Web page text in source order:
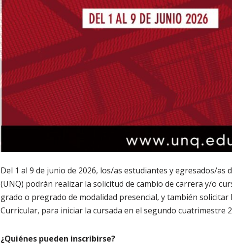
Del 1 al 9 de junio de 2026, los/as estudiantes y egresados/as
(UNQ) podrán realizar la solicitud de cambio de carrera y/o
grado o pregrado de modalidad presencial, y también solicitar
Curricular, para iniciar la cursada en el segundo cuatrimestre
¿Quiénes pueden inscribirse?